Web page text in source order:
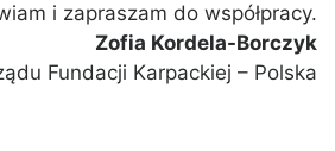
i zapraszam do współpracy.
Zofia Kordela-Borczyk
Fundacji Karpackiej – Polska